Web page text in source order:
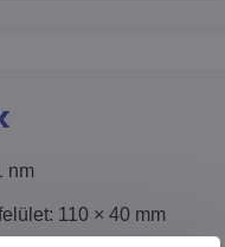
nm
110 × 40 mm